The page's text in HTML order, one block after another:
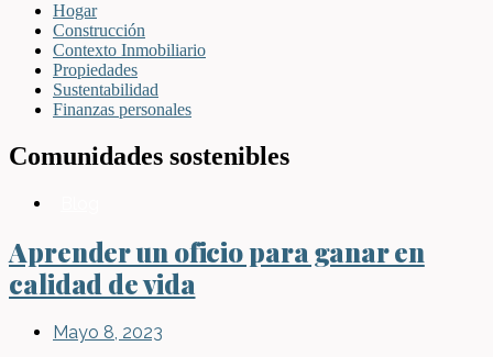
Hogar
Construcción
Contexto Inmobiliario
Propiedades
Sustentabilidad
Finanzas personales
Comunidades sostenibles
Aprender un oficio para ganar en
calidad de vida
Mayo 8, 2023